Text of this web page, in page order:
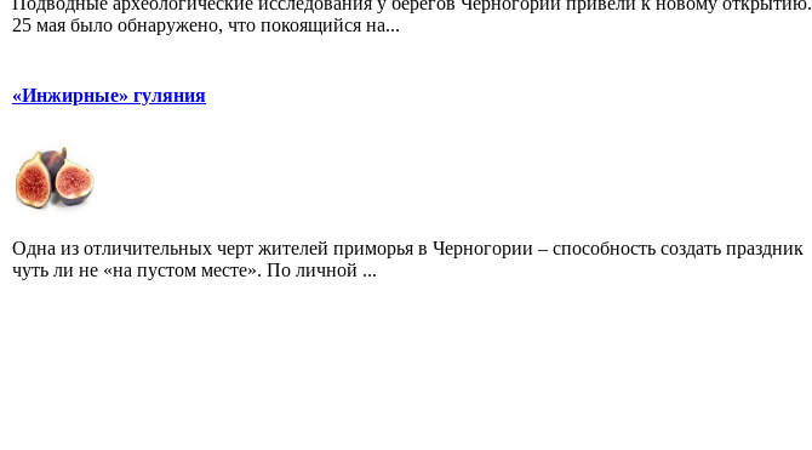
25 мая было обнаружено, что покоящийся на...
«Инжирные» гуляния
Одна из отличительных черт жителей приморья в Черногории – способность создать праздник
чуть ли не «на пустом месте». По личной ...